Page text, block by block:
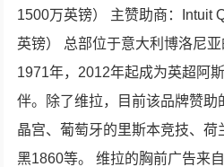
1500万英镑） 主赞助商：Intuit
英镑） 总部位于意大利博洛尼
1971年，2012年起成为英超阿
伴。除了维拉，目前该品牌赞助
晶宫、葡萄牙的里斯本竞技、荷
黑1860等。 维拉的胸前广告来